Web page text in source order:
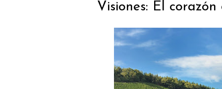
Visiones: El